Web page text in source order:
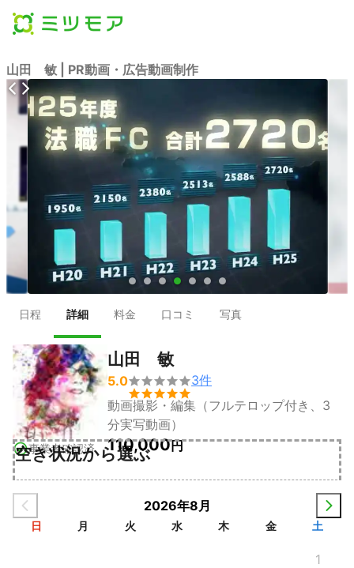
山田 敏 | PR動画・広告動画制作
● ● ● ● ● ● ●
日程 詳細 料金 口コミ 写真
事業者確認済
山田 敏
5.0

3件
動画撮影・編集（フルテロップ付き、3
分実写動画）
110,000円
空き状況から選ぶ
2026年8月
日 月 火 水 木 金 土
1